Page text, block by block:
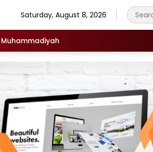
Saturday, August 8, 2026
Muhammadiyah